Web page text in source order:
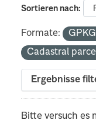
Sortieren nach
Formate:
Cadastral
Ergebnisse
Bitte versuch es